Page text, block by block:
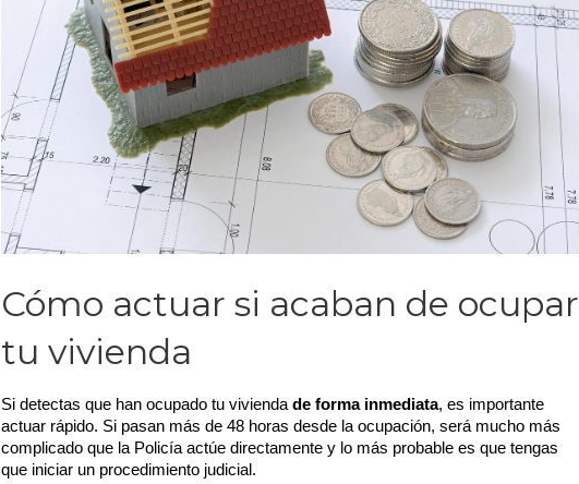
Cómo actuar si acaban de ocupar
tu vivienda
Si detectas que han ocupado tu vivienda de forma inmediata, es importante
actuar rápido. Si pasan más de 48 horas desde la ocupación, será mucho más
complicado que la Policía actúe directamente y lo más probable es que tengas
que iniciar un procedimiento judicial.